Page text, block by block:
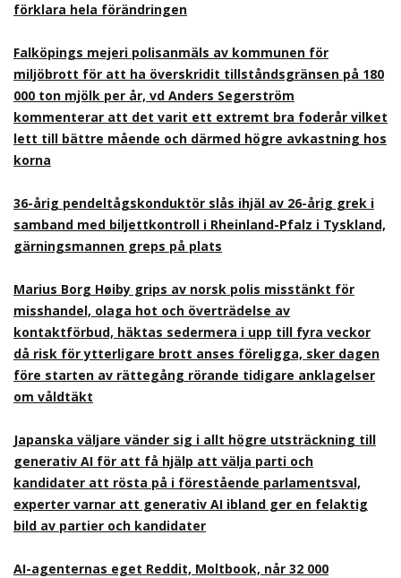
förklara hela förändringen
Falköpings mejeri polisanmäls av kommunen för
miljöbrott för att ha överskridit tillståndsgränsen på 180
000 ton mjölk per år, vd Anders Segerström
kommenterar att det varit ett extremt bra foderår vilket
lett till bättre mående och därmed högre avkastning hos
korna
36-årig pendeltågskonduktör slås ihjäl av 26-årig grek i
samband med biljettkontroll i Rheinland-Pfalz i Tyskland,
gärningsmannen greps på plats
Marius Borg Høiby grips av norsk polis misstänkt för
misshandel, olaga hot och överträdelse av
kontaktförbud, häktas sedermera i upp till fyra veckor
då risk för ytterligare brott anses föreligga, sker dagen
före starten av rättegång rörande tidigare anklagelser
om våldtäkt
Japanska väljare vänder sig i allt högre utsträckning till
generativ AI för att få hjälp att välja parti och
kandidater att rösta på i förestående parlamentsval,
experter varnar att generativ AI ibland ger en felaktig
bild av partier och kandidater
AI-agenternas eget Reddit, Moltbook, når 32 000